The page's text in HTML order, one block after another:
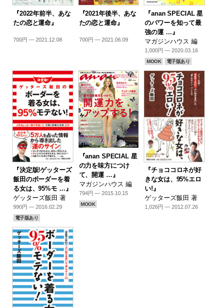
『2022年前半、あな
たの恋と運命』
700円 — 2021.12.08
『2021年後半、あな
たの恋と運命』
700円 — 2021.06.09
『anan SPECIAL 星
のパワーを知って最
強の運 …』
マガジンハウス 編
1,000円 — 2020.03.16
MOOK 電子版あり
『決定版!ゲッターズ
飯田のボーダーを着
る女は、95%モ …』
ゲッターズ飯田 著
990円 — 2016.02.29
電子版あり
『anan SPECIAL 星
の力を味方につけ
て、開運 …』
マガジンハウス 編
794円 — 2015.10.15
MOOK
『チョココロネが好
きな女は、95%エロ
い!』
ゲッターズ飯田 著
1,026円 — 2012.07.26